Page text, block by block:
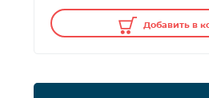
Добавить в